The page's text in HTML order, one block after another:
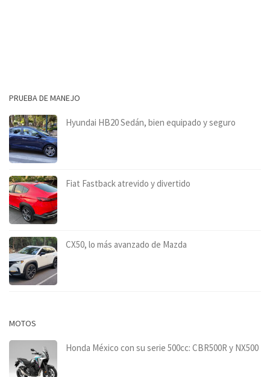
PRUEBA DE MANEJO
Hyundai HB20 Sedán, bien equipado y seguro
Fiat Fastback atrevido y divertido
CX50, lo más avanzado de Mazda
MOTOS
Honda México con su serie 500cc: CBR500R y NX500